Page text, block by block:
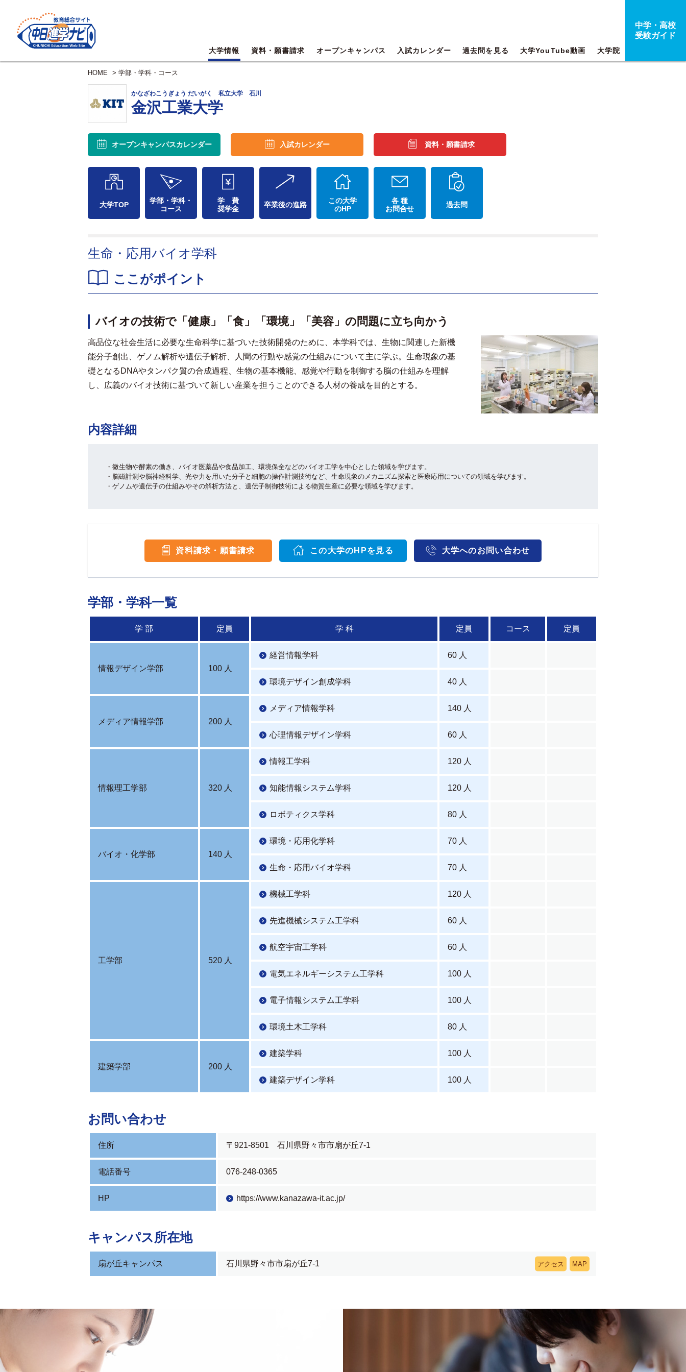
大学情報 資料・願書請求 オープンキャンパス 入試カレンダー 過去問を見る 大学YouTube動画 大学院
中学・高校
受験ガイド
HOME > 学部・学科・コース
かなざわこうぎょう だいがく 私立大学 石川
金沢工業大学
オープンキャンパスカレンダー 入試カレンダー 資料・願書請求
大学TOP
学部・学科・
コース
学 費
奨学金
卒業後の進路
この大学
のHP
各 種
お問合せ
過去問
生命・応用バイオ学科
ここがポイント
バイオの技術で「健康」「食」「環境」「美容」の問題に立ち向かう
高品位な社会生活に必要な生命科学に基づいた技術開発のために、本学科では、生物に関連した新機
能分子創出、ゲノム解析や遺伝子解析、人間の行動や感覚の仕組みについて主に学ぶ。生命現象の基
礎となるDNAやタンパク質の合成過程、生物の基本機能、感覚や行動を制御する脳の仕組みを理解
し、広義のバイオ技術に基づいて新しい産業を担うことのできる人材の養成を目的とする。
内容詳細
・微生物や酵素の働き、バイオ医薬品や食品加工、環境保全などのバイオ工学を中心とした領域を学びます。
・脳磁計測や脳神経科学、光や力を用いた分子と細胞の操作計測技術など、生命現象のメカニズム探索と医療応用についての領域を学びます。
・ゲノムや遺伝子の仕組みやその解析方法と、遺伝子制御技術による物質生産に必要な領域を学びます。
資料請求・願書請求 この大学のHPを見る 大学へのお問い合わせ
学部・学科一覧
学 部 定員 学 科 定員 コース 定員
情報デザイン学部 100 人
経営情報学科 60 人
環境デザイン創成学科 40 人
メディア情報学部 200 人
メディア情報学科 140 人
心理情報デザイン学科 60 人
情報理工学部 320 人
情報工学科 120 人
知能情報システム学科 120 人
ロボティクス学科 80 人
バイオ・化学部 140 人
環境・応用化学科 70 人
生命・応用バイオ学科 70 人
工学部 520 人
機械工学科 120 人
先進機械システム工学科 60 人
航空宇宙工学科 60 人
電気エネルギーシステム工学科 100 人
電子情報システム工学科 100 人
環境土木工学科 80 人
建築学部 200 人
建築学科 100 人
建築デザイン学科 100 人
お問い合わせ
住所 〒921-8501 石川県野々市市扇が丘7-1
電話番号 076-248-0365
HP https://www.kanazawa-it.ac.jp/
キャンパス所在地
扇が丘キャンパス 石川県野々市市扇が丘7-1 アクセス MAP